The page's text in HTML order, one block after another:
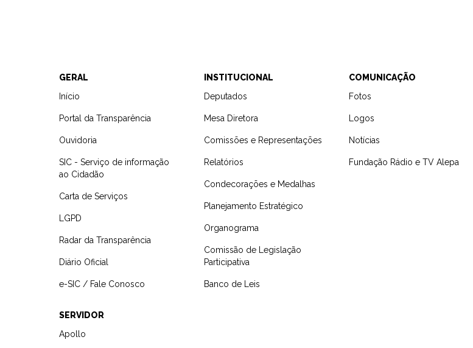
GERAL
Início
Portal da Transparência
Ouvidoria
SIC - Serviço de informação
ao Cidadão
Carta de Serviços
LGPD
Radar da Transparência
Diário Oficial
e-SIC / Fale Conosco
INSTITUCIONAL
Deputados
Mesa Diretora
Comissões e Representações
Relatórios
Condecorações e Medalhas
Planejamento Estratégico
Organograma
Comissão de Legislação
Participativa
Banco de Leis
COMUNICAÇÃO
Fotos
Logos
Notícias
Fundação Rádio e TV Alepa
SERVIDOR
Apollo